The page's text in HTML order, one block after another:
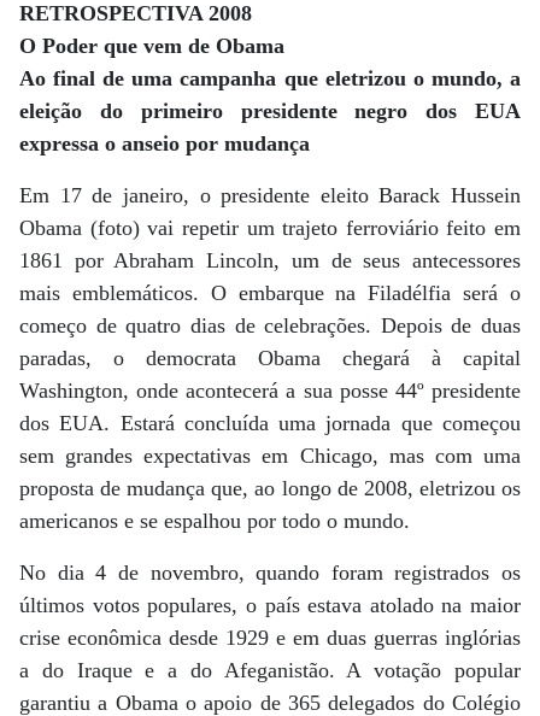
RETROSPECTIVA 2008
O Poder que vem de Obama
Ao final de uma campanha que eletrizou o mundo, a
eleição do primeiro presidente negro dos EUA
expressa o anseio por mudança
Em 17 de janeiro, o presidente eleito Barack Hussein
Obama (foto) vai repetir um trajeto ferroviário feito em
1861 por Abraham Lincoln, um de seus antecessores
mais emblemáticos. O embarque na Filadélfia será o
começo de quatro dias de celebrações. Depois de duas
paradas, o democrata Obama chegará à capital
Washington, onde acontecerá a sua posse 44º presidente
dos EUA. Estará concluída uma jornada que começou
sem grandes expectativas em Chicago, mas com uma
proposta de mudança que, ao longo de 2008, eletrizou os
americanos e se espalhou por todo o mundo.
No dia 4 de novembro, quando foram registrados os
últimos votos populares, o país estava atolado na maior
crise econômica desde 1929 e em duas guerras inglórias
a do Iraque e a do Afeganistão. A votação popular
garantiu a Obama o apoio de 365 delegados do Colégio